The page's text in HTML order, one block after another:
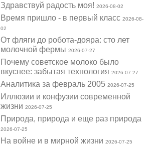
Здравствуй радость моя!2026-08-02
Время пришло - в первый класс2026-08-
02
От фляги до робота-дояра: сто лет
молочной фермы2026-07-27
Почему советское молоко было
вкуснее: забытая технология2026-07-27
Аналитика за февраль 20052026-07-25
Иллюзии и конфузии современной
жизни2026-07-25
Природа, природа и еще раз природа
2026-07-25
На войне и в мирной жизни2026-07-25